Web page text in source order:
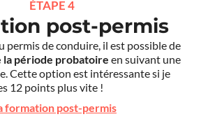
ÉTAPE 4
post-permis
de conduire, il est possible de
la période probatoire en suivant une
Cette option est intéressante si je
12 points plus vite !
formation post-permis